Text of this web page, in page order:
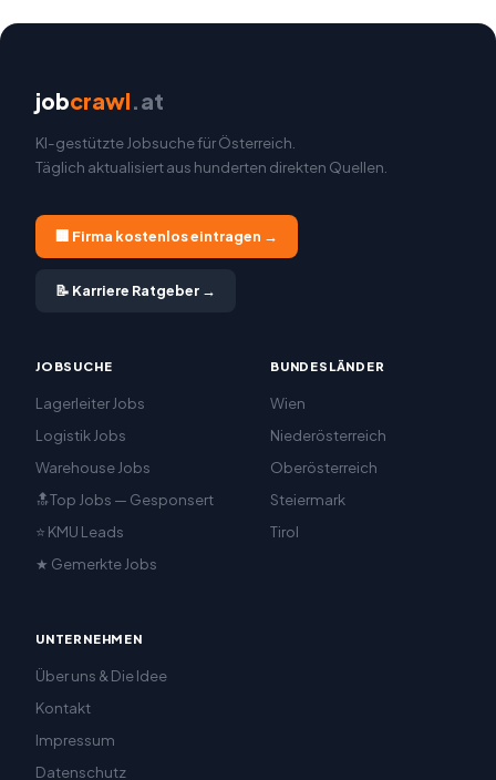
jobcrawl.at
KI-gestützte Jobsuche für Österreich.
Täglich aktualisiert aus hunderten direkten Quellen.
🏢 Firma kostenlos eintragen →
📝 Karriere Ratgeber →
JOBSUCHE
Lagerleiter Jobs
Logistik Jobs
Warehouse Jobs
🔝Top Jobs — Gesponsert
⭐ KMU Leads
★ Gemerkte Jobs
BUNDESLÄNDER
Wien
Niederösterreich
Oberösterreich
Steiermark
Tirol
UNTERNEHMEN
Über uns & Die Idee
Kontakt
Impressum
Datenschutz